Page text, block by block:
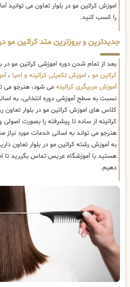
اموزش کراتین مو در بلوار تعاون می توانید
را کسب کنید.
جدیدترین و بروزترین متد کراتین مو
بعد از تمام شدن دوره اموزشی کراتین مو در
کراتین مو ، اموزش تکمیلی کراتینه و احیا ،
آموزش مربیگری کراتینه می شود، هنرجو می
نسبت به سطح آموزشی دوره انتخابی، به
کلاس های اموزش کراتین مو در بلوار تعاون
کراتینه از ساده تا پیشرفته را بصورت
هنرجو می تواند به اسانی خدمات مورد نیاز
به آموزش رشته کراتین مو در بلوار تعاون
هستید با آموزشگاه عریس تماس بگیرید تا
دهیم.